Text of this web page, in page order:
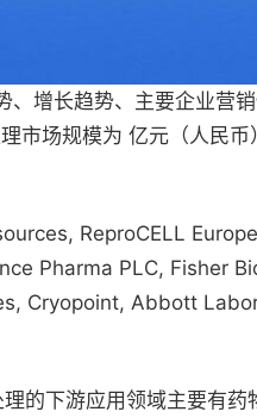
增长趋势、主要企业
市场规模为 亿元（人民
ReproCELL
Pharma PLC, Fisher
Cryopoint, Abbott
的下游应用领域主要有